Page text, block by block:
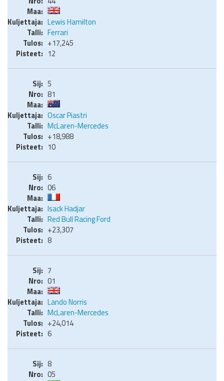
Lewis Hamilton
Ferrari
+17,245
12
5
81
Oscar Piastri
McLaren-Mercedes
+18,988
10
6
06
Isack Hadjar
Red Bull Racing Ford
+23,307
8
7
01
Lando Norris
McLaren-Mercedes
+24,014
6
8
05